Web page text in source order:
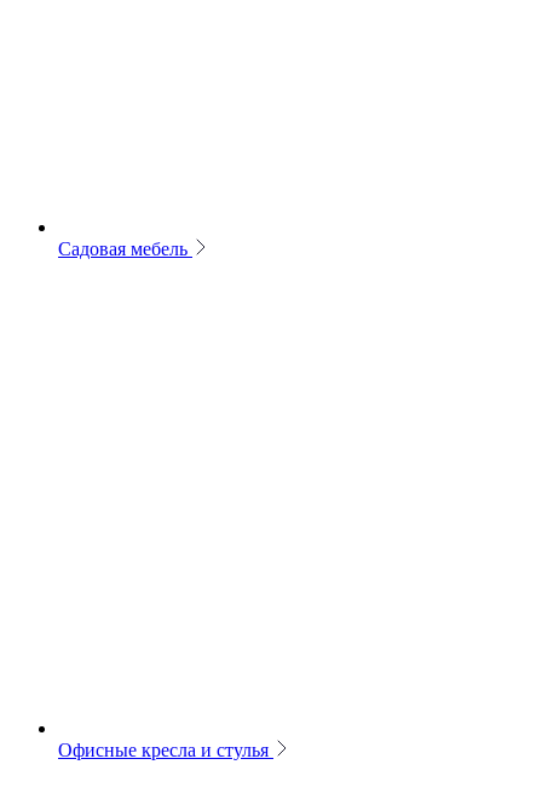
Садовая мебель
Офисные кресла и стулья